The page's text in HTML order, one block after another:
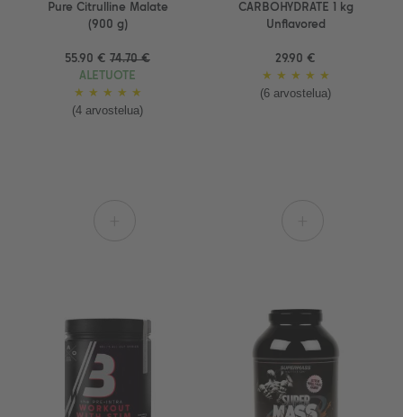
Pure Citrulline Malate
(900 g)
55.90 € 74.70 €
ALETUOTE
★ ★ ★ ★ ★
(4 arvostelua)
CARBOHYDRATE 1 kg
Unflavored
29.90 €
★ ★ ★ ★ ★
(6 arvostelua)